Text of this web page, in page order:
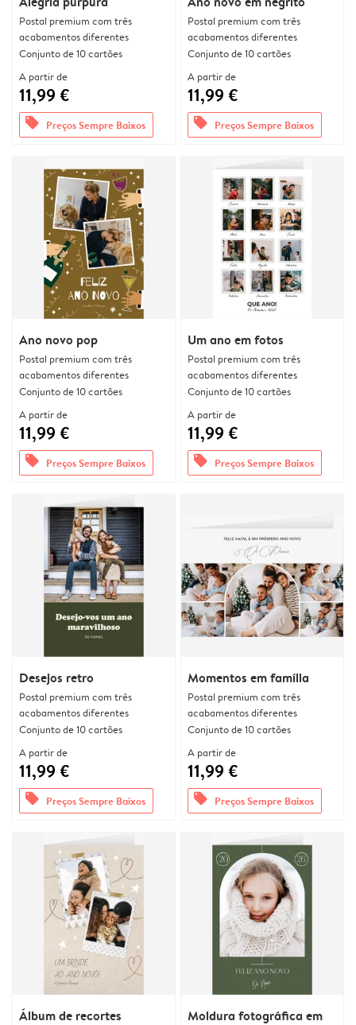
Postal premium com três
acabamentos diferentes
Conjunto de 10 cartões
A partir de
11,99 €
offers Preços Sempre Baixos
Postal premium com três
acabamentos diferentes
Conjunto de 10 cartões
A partir de
11,99 €
offers Preços Sempre Baixos
Ano novo pop
Postal premium com três
acabamentos diferentes
Conjunto de 10 cartões
A partir de
11,99 €
offers Preços Sempre Baixos
Um ano em fotos
Postal premium com três
acabamentos diferentes
Conjunto de 10 cartões
A partir de
11,99 €
offers Preços Sempre Baixos
Desejos retro
Postal premium com três
acabamentos diferentes
Conjunto de 10 cartões
A partir de
11,99 €
offers Preços Sempre Baixos
Momentos em família
Postal premium com três
acabamentos diferentes
Conjunto de 10 cartões
A partir de
11,99 €
offers Preços Sempre Baixos
Álbum de recortes
Moldura fotográfica em